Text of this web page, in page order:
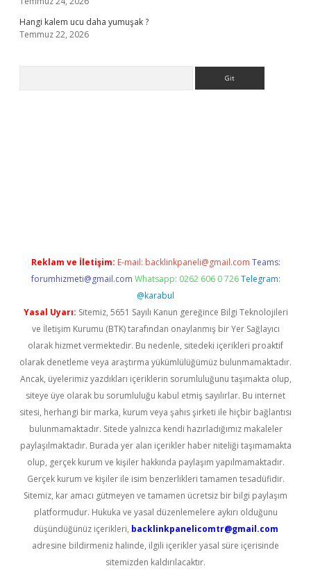
Hangi kalem ucu daha yumuşak ?
Temmuz 22, 2026
Reklam ve İletişim: E-mail: backlinkpaneli@gmail.com Teams:
forumhizmeti@gmail.com Whatsapp: 0262 606 0 726 Telegram:
@karabul
Yasal Uyarı: Sitemiz, 5651 Sayılı Kanun gereğince Bilgi Teknolojileri
ve İletişim Kurumu (BTK) tarafından onaylanmış bir Yer Sağlayıcı
olarak hizmet vermektedir. Bu nedenle, sitedeki içerikleri proaktif
olarak denetleme veya araştırma yükümlülüğümüz bulunmamaktadır.
Ancak, üyelerimiz yazdıkları içeriklerin sorumluluğunu taşımakta olup,
siteye üye olarak bu sorumluluğu kabul etmiş sayılırlar. Bu internet
sitesi, herhangi bir marka, kurum veya şahıs şirketi ile hiçbir bağlantısı
bulunmamaktadır. Sitede yalnızca kendi hazırladığımız makaleler
paylaşılmaktadır. Burada yer alan içerikler haber niteliği taşımamakta
olup, gerçek kurum ve kişiler hakkında paylaşım yapılmamaktadır.
Gerçek kurum ve kişiler ile isim benzerlikleri tamamen tesadüfidir.
Sitemiz, kar amacı gütmeyen ve tamamen ücretsiz bir bilgi paylaşım
platformudur. Hukuka ve yasal düzenlemelere aykırı olduğunu
düşündüğünüz içerikleri, backlinkpanelicomtr@gmail.com
adresine bildirmeniz halinde, ilgili içerikler yasal süre içerisinde
sitemizden kaldırılacaktır.